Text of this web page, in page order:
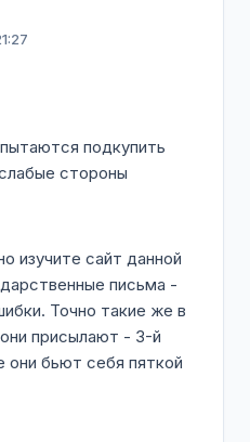
подкупить
стороны
изучите сайт данной
письма -
Точно такие же в
присылают - 3-й
они бьют себя пяткой